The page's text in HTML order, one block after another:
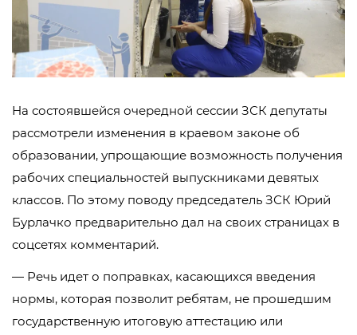
На состоявшейся очередной сессии ЗСК депутаты
рассмотрели изменения в краевом законе об
образовании, упрощающие возможность получения
рабочих специальностей выпускниками девятых
классов. По этому поводу председатель ЗСК Юрий
Бурлачко предварительно дал на своих страницах в
соцсетях комментарий.
— Речь идет о поправках, касающихся введения
нормы, которая позволит ребятам, не прошедшим
государственную итоговую аттестацию или